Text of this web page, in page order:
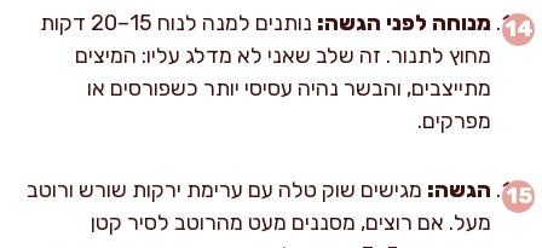
מנוחה לפני הגשה:
נותנים למנה לנוח 15–20 דקות
מחוץ לתנור. זה שלב שאני לא מדלג עליו: המיצים
מתייצבים, והבשר נהיה עסיסי יותר כשפורסים או
מפרקים.
הגשה: מגישים שוק טלה עם ערימת ירקות שורש ורוטב
מעל. אם רוצים, מסננים מעט מהרוטב לסיר קטן